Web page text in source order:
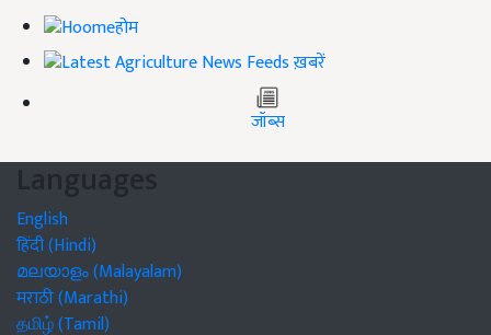
होम
ख़बरें
जॉब्स
Languages
English
हिंदी (Hindi)
മലയാളം (Malayalam)
मराठी (Marathi)
தமிழ் (Tamil)